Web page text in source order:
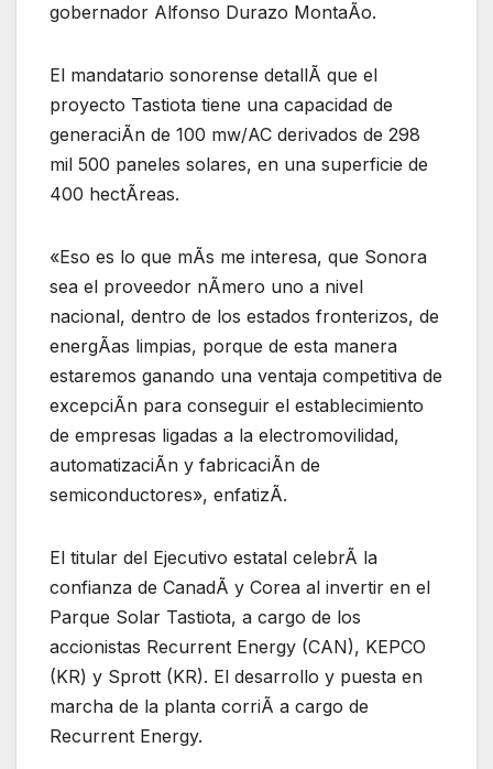
gobernador Alfonso Durazo MontaÃo.
El mandatario sonorense detallÃ que el
proyecto Tastiota tiene una capacidad de
generaciÃn de 100 mw/AC derivados de 298
mil 500 paneles solares, en una superficie de
400 hectÃreas.
«Eso es lo que mÃs me interesa, que Sonora
sea el proveedor nÃmero uno a nivel
nacional, dentro de los estados fronterizos, de
energÃas limpias, porque de esta manera
estaremos ganando una ventaja competitiva de
excepciÃn para conseguir el establecimiento
de empresas ligadas a la electromovilidad,
automatizaciÃn y fabricaciÃn de
semiconductores», enfatizÃ.
El titular del Ejecutivo estatal celebrÃ la
confianza de CanadÃ y Corea al invertir en el
Parque Solar Tastiota, a cargo de los
accionistas Recurrent Energy (CAN), KEPCO
(KR) y Sprott (KR). El desarrollo y puesta en
marcha de la planta corriÃ a cargo de
Recurrent Energy.